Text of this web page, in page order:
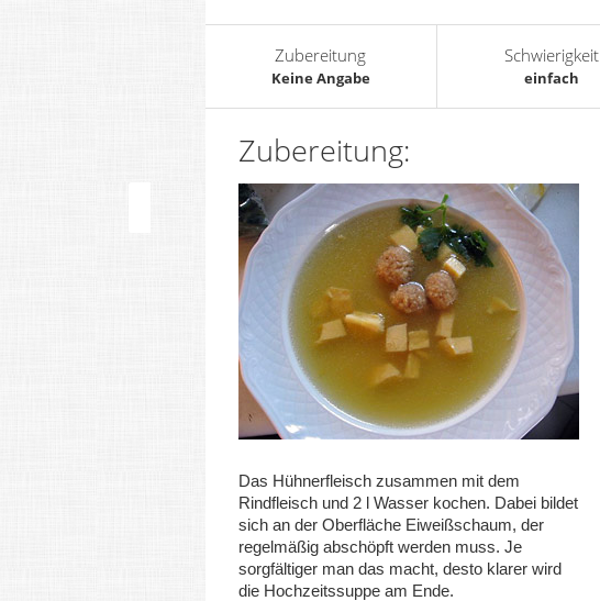
Zubereitung
Keine Angabe
Schwierigkeit
einfach
Zubereitung:
Das Hühnerfleisch zusammen mit dem
Rindfleisch und 2 l Wasser kochen. Dabei bildet
sich an der Oberfläche Eiweißschaum, der
regelmäßig abschöpft werden muss. Je
sorgfältiger man das macht, desto klarer wird
die Hochzeitssuppe am Ende.